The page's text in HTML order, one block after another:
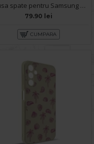
Husa spate pentru Samsung Galaxy A14- Lito Case Mov
79.90 lei
CUMPARA